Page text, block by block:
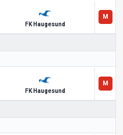
FK Haugesund
FK Haugesund